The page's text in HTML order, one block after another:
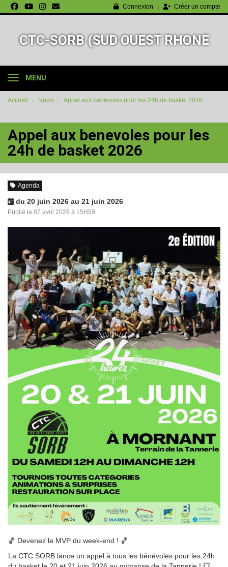
Connexion Créer un compte
CTC-SORB (SUD OUEST RHONE
MENU
Accueil News Appel aux benevoles pour les 24h de basket 2026
Appel aux benevoles pour les
24h de basket 2026
Agenda
du 20 juin 2026 au 21 juin 2026
Publié le 07 avril 2026 à 15H59
🏀 Devenez le MVP du week-end ! 🏀
La CTC SORB lance un appel à tous les bénévoles pour les 24h
Panneau de gestion des cookies